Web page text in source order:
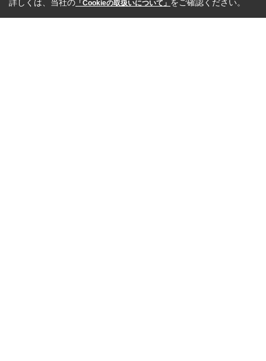
詳しくは、当社の 「Cookieの取扱いについて」 をご確認ください。